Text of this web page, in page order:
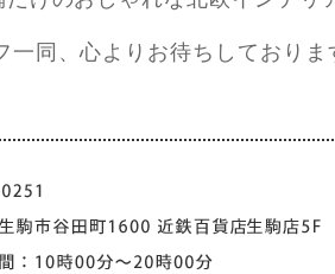
一同、心よりお待ちしておりま